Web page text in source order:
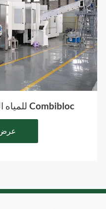
Combibloc للمياه الساكنة شبه الكهربائية
عرض